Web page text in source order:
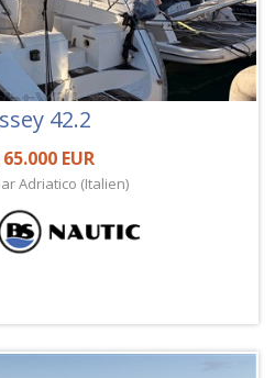
42.2
65.000 EUR
Adriatico (Italien)